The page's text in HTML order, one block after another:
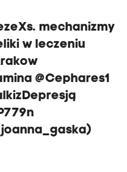
. mechanizmy
w leczeniu
@Cephares1